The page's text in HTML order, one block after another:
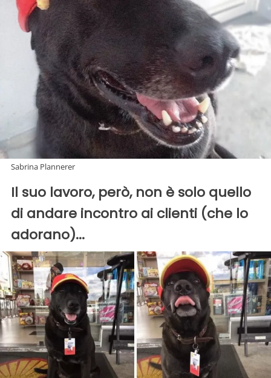
Sabrina Plannerer
Il suo lavoro, però, non è solo quello
di andare incontro ai clienti (che lo
adorano)...